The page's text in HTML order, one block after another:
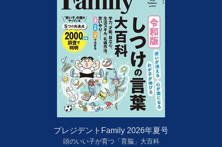
プレジデントFamily 2026年夏号
頭のいい子が育つ「育脳」大百科